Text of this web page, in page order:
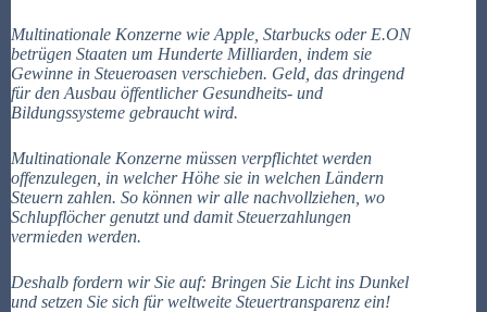
Multinationale Konzerne wie Apple, Starbucks oder E.ON
betrügen Staaten um Hunderte Milliarden, indem sie
Gewinne in Steueroasen verschieben. Geld, das dringend
für den Ausbau öffentlicher Gesundheits- und
Bildungssysteme gebraucht wird.
Multinationale Konzerne müssen verpflichtet werden
offenzulegen, in welcher Höhe sie in welchen Ländern
Steuern zahlen. So können wir alle nachvollziehen, wo
Schlupflöcher genutzt und damit Steuerzahlungen
vermieden werden.
Deshalb fordern wir Sie auf: Bringen Sie Licht ins Dunkel
und setzen Sie sich für weltweite Steuertransparenz ein!